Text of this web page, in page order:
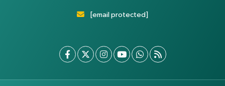
[email protected]